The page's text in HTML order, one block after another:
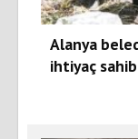
Alanya
ihtiyaç